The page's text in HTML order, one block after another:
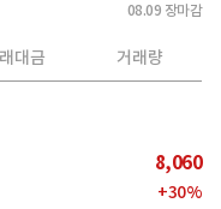
08.09 장마감
대금 거래량
8,060
+30%